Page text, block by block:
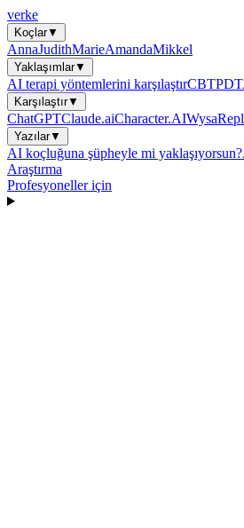
verke
Koçlar▼
AnnaJudithMarieAmandaMikkel
Yaklaşımlar▼
AI terapi yöntemlerini karşılaştırCBTPDT
Karşılaştır▼
ChatGPTClaude.aiCharacter.AIWysa
Yazılar▼
AI koçluğuna şüpheyle mi yaklaşıyorsun?
Araştırma
Profesyoneller için